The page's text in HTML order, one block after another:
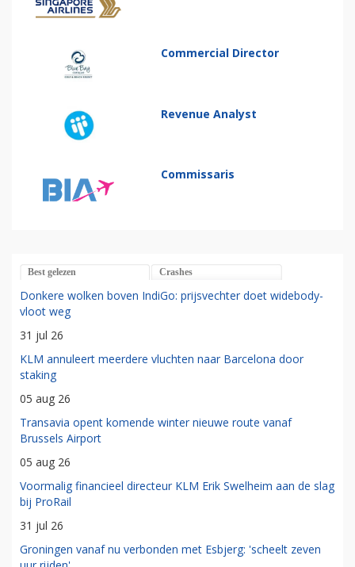
Commercial Director
Revenue Analyst
Commissaris
Best gelezen Crashes
Donkere wolken boven IndiGo: prijsvechter doet widebody-
vloot weg
31 jul 26
KLM annuleert meerdere vluchten naar Barcelona door
staking
05 aug 26
Transavia opent komende winter nieuwe route vanaf
Brussels Airport
05 aug 26
Voormalig financieel directeur KLM Erik Swelheim aan de slag
bij ProRail
31 jul 26
Groningen vanaf nu verbonden met Esbjerg: 'scheelt zeven